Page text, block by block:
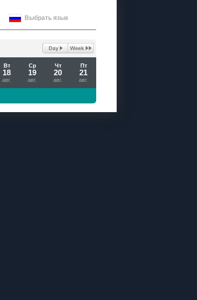
Выбрать язык
Вт
18
авг.
Ср
19
авг.
Чт
20
авг.
Пт
21
авг.